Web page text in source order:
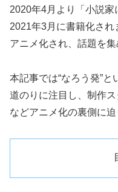
2020年4月より「小説家
2021年3月に書籍化さ
アニメ化され、話題を集
本記事では“なろう発”
道のりに注目し、制作
などアニメ化の裏側に迫